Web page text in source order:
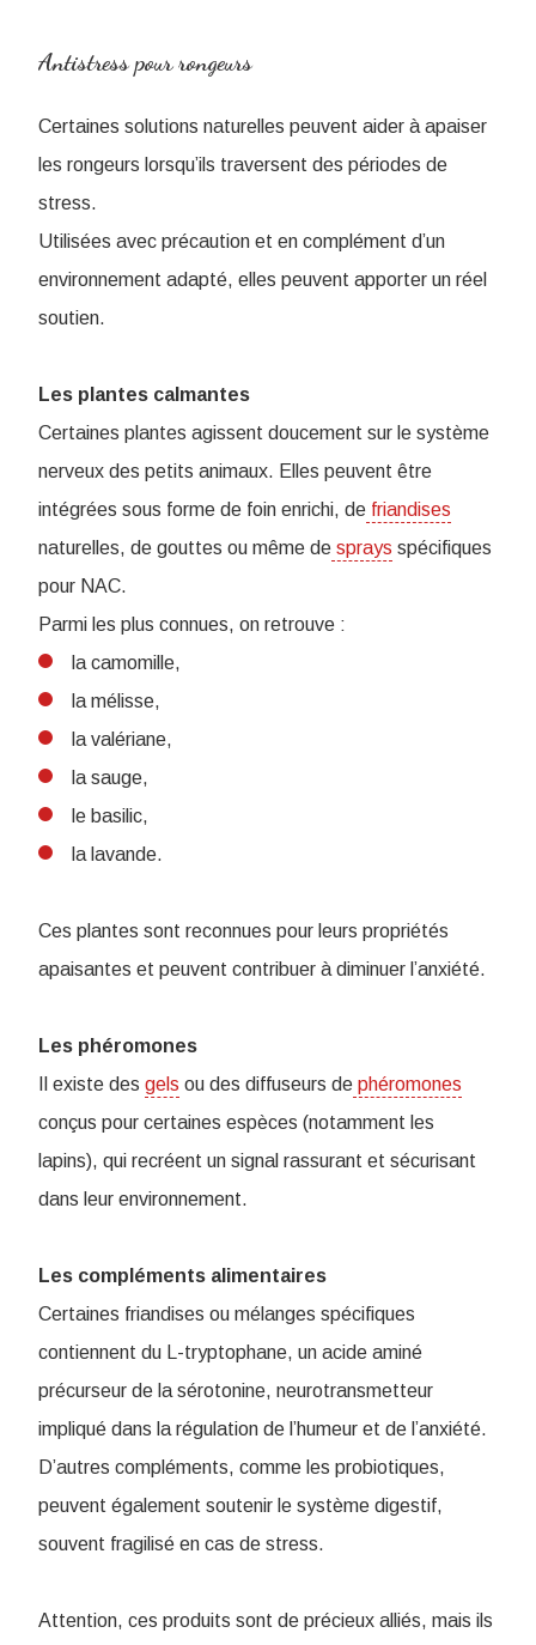
Antistress pour rongeurs
Certaines solutions naturelles peuvent aider à apaiser
les rongeurs lorsqu’ils traversent des périodes de
stress.
Utilisées avec précaution et en complément d’un
environnement adapté, elles peuvent apporter un réel
soutien.
Les plantes calmantes
Certaines plantes agissent doucement sur le système
nerveux des petits animaux. Elles peuvent être
intégrées sous forme de foin enrichi, de friandises
naturelles, de gouttes ou même de sprays spécifiques
pour NAC.
Parmi les plus connues, on retrouve :
la camomille,
la mélisse,
la valériane,
la sauge,
le basilic,
la lavande.
Ces plantes sont reconnues pour leurs propriétés
apaisantes et peuvent contribuer à diminuer l’anxiété.
Les phéromones
Il existe des gels ou des diffuseurs de phéromones
conçus pour certaines espèces (notamment les
lapins), qui recréent un signal rassurant et sécurisant
dans leur environnement.
Les compléments alimentaires
Certaines friandises ou mélanges spécifiques
contiennent du L-tryptophane, un acide aminé
précurseur de la sérotonine, neurotransmetteur
impliqué dans la régulation de l’humeur et de l’anxiété.
D’autres compléments, comme les probiotiques,
peuvent également soutenir le système digestif,
souvent fragilisé en cas de stress.
Attention, ces produits sont de précieux alliés, mais ils